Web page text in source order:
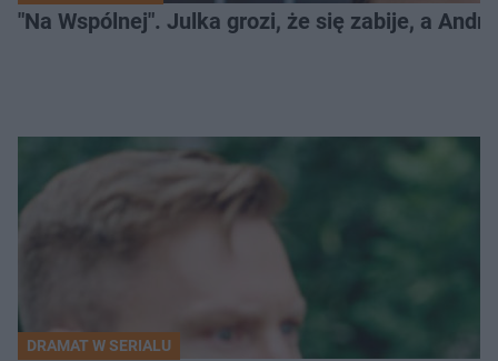
"Na Wspólnej". Julka grozi, że się zabije, a
DRAMAT W SERIALU